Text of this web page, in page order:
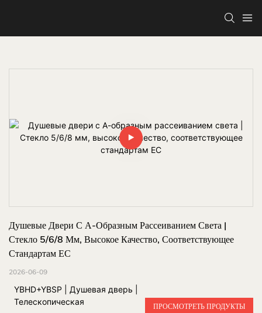
Душевые Двери С А-Образным Рассеиванием Света |
Стекло 5/6/8 Мм, Высокое Качество, Соответствующее
Стандартам ЕС
2026-06-09
YBHD+YBSP | Душевая дверь |
Телескопическая
ПРОСМОТРЕТЬ ПРОДУКТЫ